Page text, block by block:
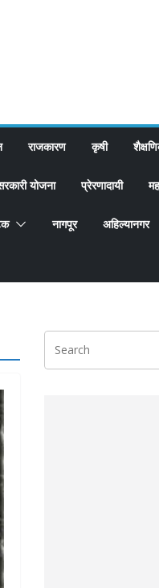
राजकारण कृषी
योजना प्रेरणादायी
नागपूर अहिल्यानगर